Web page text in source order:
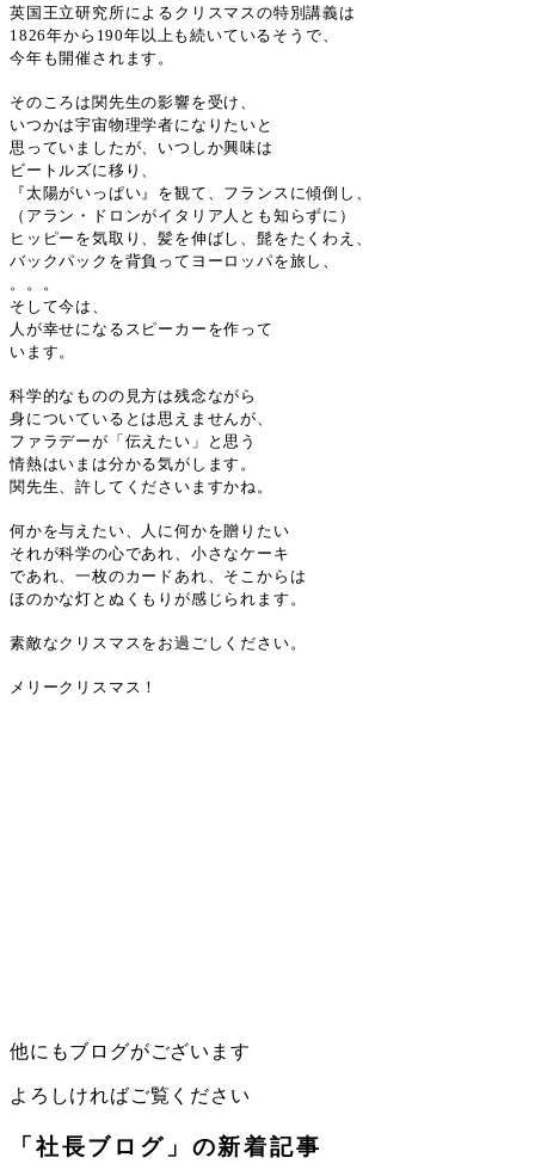
英国王立研究所によるクリスマスの特別講義は
1826年から190年以上も続いているそうで、
今年も開催されます。
そのころは関先生の影響を受け、
いつかは宇宙物理学者になりたいと
思っていましたが、いつしか興味は
ビートルズに移り、
『太陽がいっぱい』を観て、フランスに傾倒し、
（アラン・ドロンがイタリア人とも知らずに）
ヒッピーを気取り、髪を伸ばし、髭をたくわえ、
バックパックを背負ってヨーロッパを旅し、
。。。
そして今は、
人が幸せになるスピーカーを作って
います。
科学的なものの見方は残念ながら
身についているとは思えませんが、
ファラデーが「伝えたい」と思う
情熱はいまは分かる気がします。
関先生、許してくださいますかね。
何かを与えたい、人に何かを贈りたい
それが科学の心であれ、小さなケーキ
であれ、一枚のカードあれ、そこからは
ほのかな灯とぬくもりが感じられます。
素敵なクリスマスをお過ごしください。
メリークリスマス！
他にもブログがございます
よろしければご覧ください
「社長ブログ」の新着記事